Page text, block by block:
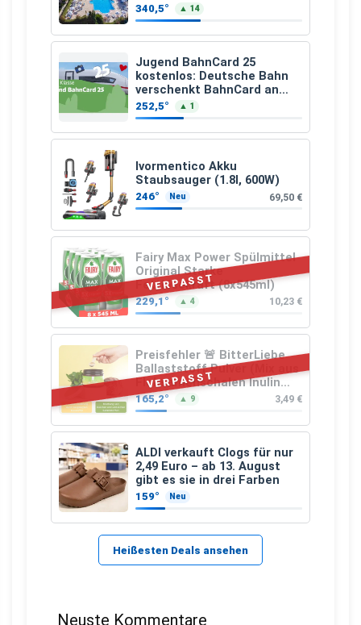
340,5° ▲ 14
Jugend BahnCard 25
kostenlos: Deutsche Bahn
verschenkt BahnCard an
Kinder und Jugendliche
252,5° ▲ 1
Ivormentico Akku
Staubsauger (1.8l, 600W)
246° Neu 69,50 €
VERPASST
Fairy Max Power Spülmittel
Original Starke
Fettlösekraft (8x545ml)
229,1° ▲ 4 10,23 €
VERPASST
Preisfehler 🚨 BitterLiebe
Ballaststoff Pulver (Mix aus
Flohsamenschalen Inulin
(Präbiotika) Leinsamen &
Apfelfaser)
165,2° ▲ 9 3,49 €
ALDI verkauft Clogs für nur
2,49 Euro – ab 13. August
gibt es sie in drei Farben
159° Neu
Heißesten Deals ansehen
Neuste Kommentare